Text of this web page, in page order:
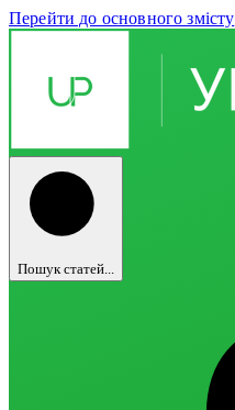
Перейти до основного змісту
Пошук статей...